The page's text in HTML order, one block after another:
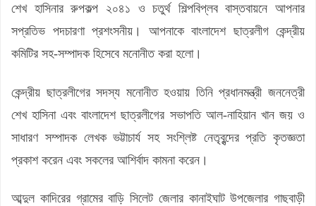
শেখ হাসিনার রুপকল্প ২০৪১ ও চতুর্থ শিল্পবিপ্লব বাস্তবায়নে আপনার
সপ্রতিভ পদচারণা প্রশংসনীয়। আপনাকে বাংলাদেশ ছাত্রলীগ কেন্দ্রীয়
কমিটির সহ-সম্পাদক হিসেবে মনোনীত করা হলো।
কেন্দ্রীয় ছাত্রলীগের সদস্য মনোনীত হওয়ায় তিনি প্রধানমন্ত্রী জননেত্রী
শেখ হাসিনা এবং বাংলাদেশ ছাত্রলীগের সভাপতি আল-নাহিয়ান খান জয় ও
সাধারণ সম্পাদক লেখক ভট্টাচার্য সহ সংশ্লিষ্ট নেতৃবৃন্দের প্রতি কৃতজ্ঞতা
প্রকাশ করেন এবং সকলের আশির্বাদ কামনা করেন।
আব্দুল কাদিরের গ্রামের বাড়ি সিলেট জেলার কানাইঘাট উপজেলার গাছবাড়ী